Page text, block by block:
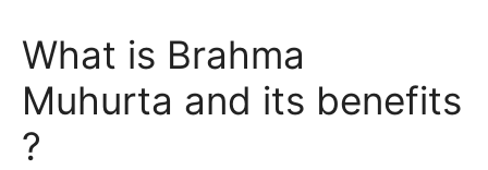
What is Brahma
Muhurta and its benefits
?